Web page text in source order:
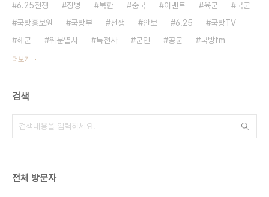
6.25전쟁
장병 북한 중국 이벤트 육군
국군
국방홍보원
국방부 전쟁 안보 6.25
국방TV
해군
위문열차 특전사 군인 공군 국방fm
더보기
검색
전체 방문자